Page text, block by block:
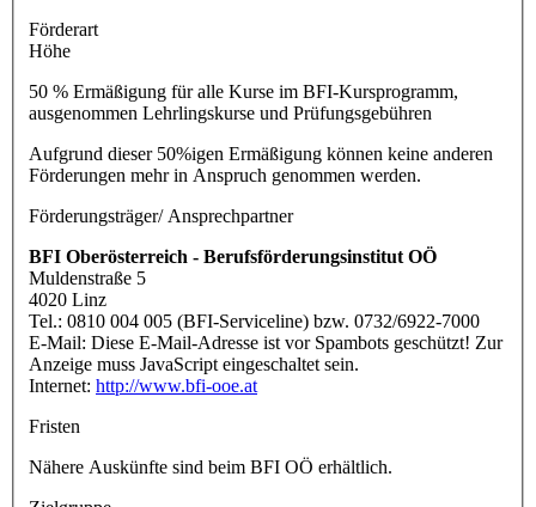
Förderart
Höhe
50 % Ermäßigung für alle Kurse im BFI-Kursprogramm,
ausgenommen Lehrlingskurse und Prüfungsgebühren
Aufgrund dieser 50%igen Ermäßigung können keine anderen
Förderungen mehr in Anspruch genommen werden.
Förderungsträger/ Ansprechpartner
BFI Oberösterreich - Berufsförderungsinstitut OÖ
Muldenstraße 5
4020 Linz
Tel.: 0810 004 005 (BFI-Serviceline) bzw. 0732/6922-7000
E-Mail: Diese E-Mail-Adresse ist vor Spambots geschützt! Zur
Anzeige muss JavaScript eingeschaltet sein.
Internet: http://www.bfi-ooe.at
Fristen
Nähere Auskünfte sind beim BFI OÖ erhältlich.